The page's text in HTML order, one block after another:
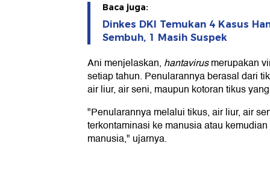
Baca juga:
Dinkes DKI Temukan 4 Kasus
Sembuh, 1 Masih Suspek
Ani menjelaskan, hantavirusmerupakan
setiap tahun. Penularannya berasal dari
air liur, air seni, maupun kotoran tikus
"Penularannya melalui tikus, air liur, air
terkontaminasi ke manusia atau
manusia," ujarnya.